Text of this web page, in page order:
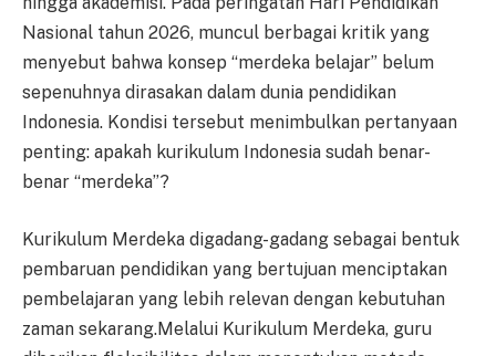
Nasional tahun 2026, muncul berbagai kritik yang
menyebut bahwa konsep “merdeka belajar” belum
sepenuhnya dirasakan dalam dunia pendidikan
Indonesia. Kondisi tersebut menimbulkan pertanyaan
penting: apakah kurikulum Indonesia sudah benar-
benar “merdeka”?
Kurikulum Merdeka digadang-gadang sebagai bentuk
pembaruan pendidikan yang bertujuan menciptakan
pembelajaran yang lebih relevan dengan kebutuhan
zaman sekarang.Melalui Kurikulum Merdeka, guru